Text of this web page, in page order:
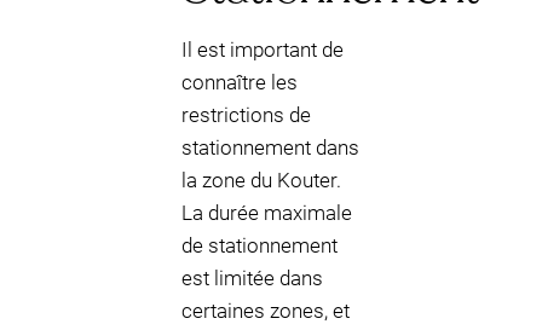
Il est important de
connaître les
restrictions de
stationnement dans
la zone du Kouter.
La durée maximale
de stationnement
est limitée dans
certaines zones, et